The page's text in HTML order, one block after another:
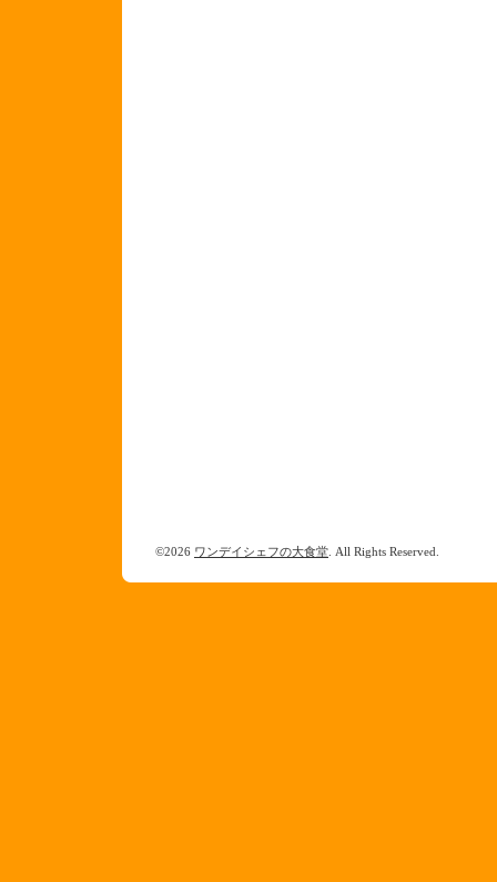
©2026 ワンデイシェフの大食堂 . All Rights Reserved.